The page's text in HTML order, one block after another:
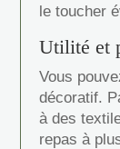
le toucher
Utilité et
Vous
décoratif.
à des
repas à